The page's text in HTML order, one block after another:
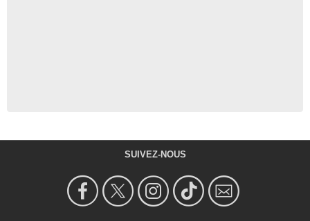
SUIVEZ-NOUS